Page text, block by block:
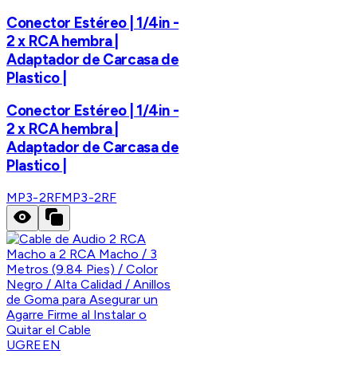
Conector Estéreo | 1/4in -
2 x RCA hembra |
Adaptador de Carcasa de
Plastico |
Conector Estéreo | 1/4in -
2 x RCA hembra |
Adaptador de Carcasa de
Plastico |
MP3-2RFMP3-2RF
UGREEN